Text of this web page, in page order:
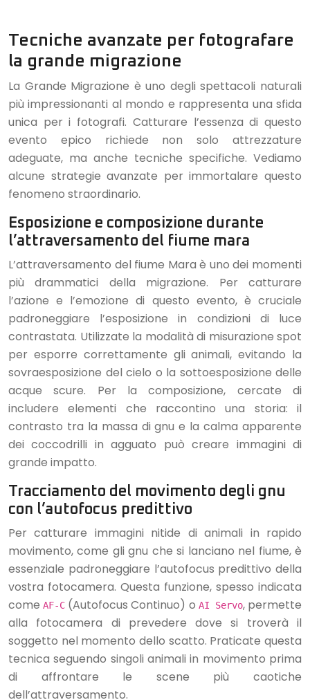
Tecniche avanzate per fotografare
la grande migrazione
La Grande Migrazione è uno degli spettacoli naturali
più impressionanti al mondo e rappresenta una sfida
unica per i fotografi. Catturare l’essenza di questo
evento epico richiede non solo attrezzature
adeguate, ma anche tecniche specifiche. Vediamo
alcune strategie avanzate per immortalare questo
fenomeno straordinario.
Esposizione e composizione durante
l’attraversamento del fiume mara
L’attraversamento del fiume Mara è uno dei momenti
più drammatici della migrazione. Per catturare
l’azione e l’emozione di questo evento, è cruciale
padroneggiare l’esposizione in condizioni di luce
contrastata. Utilizzate la modalità di misurazione spot
per esporre correttamente gli animali, evitando la
sovraesposizione del cielo o la sottoesposizione delle
acque scure. Per la composizione, cercate di
includere elementi che raccontino una storia: il
contrasto tra la massa di gnu e la calma apparente
dei coccodrilli in agguato può creare immagini di
grande impatto.
Tracciamento del movimento degli gnu
con l’autofocus predittivo
Per catturare immagini nitide di animali in rapido
movimento, come gli gnu che si lanciano nel fiume, è
essenziale padroneggiare l’autofocus predittivo della
vostra fotocamera. Questa funzione, spesso indicata
comeAF-C (Autofocus Continuo) o AI Servo, permette
alla fotocamera di prevedere dove si troverà il
soggetto nel momento dello scatto. Praticate questa
tecnica seguendo singoli animali in movimento prima
di affrontare le scene più caotiche
dell’attraversamento.